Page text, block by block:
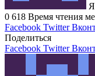
0 618 Время чтения
Facebook Twitter
Поделиться
Facebook Twitter